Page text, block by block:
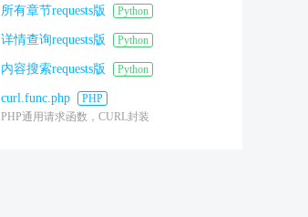
所有章节requests版 Python
详情查询requests版 Python
内容搜索requests版 Python
curl.func.php
PHP
PHP通用请求函数，CURL封装